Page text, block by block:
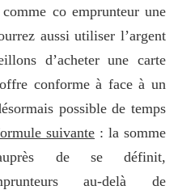
co emprunteur une
aussi utiliser l’argent
d’acheter une carte
conforme à face à un
possible de temps
suivante : la somme
auprès de se définit,
au-delà de